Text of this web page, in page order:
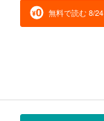
無料で読む 8/24